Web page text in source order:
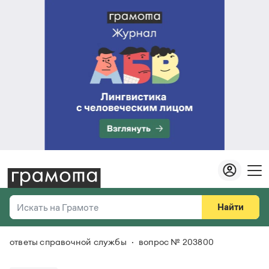
Искать на Грамоте
Справочная служба
Найти
Везде
ответы справочной службы вопрос № 203800